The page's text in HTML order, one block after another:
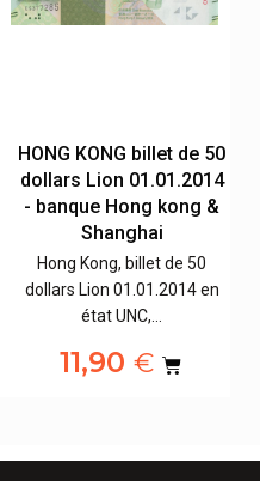
HONG KONG billet de 50
dollars Lion 01.01.2014
- banque Hong kong &
Shanghai
Hong Kong, billet de 50
dollars Lion 01.01.2014 en
état UNC,…
11,90 €